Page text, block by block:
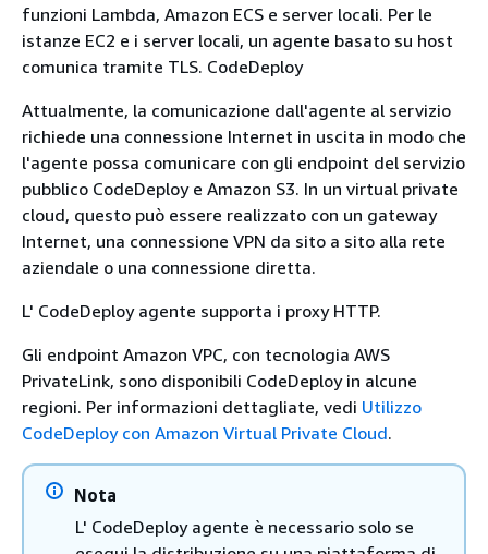
funzioni Lambda, Amazon ECS e server locali. Per le
istanze EC2 e i server locali, un agente basato su host
comunica tramite TLS. CodeDeploy
Attualmente, la comunicazione dall'agente al servizio
richiede una connessione Internet in uscita in modo che
l'agente possa comunicare con gli endpoint del servizio
pubblico CodeDeploy e Amazon S3. In un virtual private
cloud, questo può essere realizzato con un gateway
Internet, una connessione VPN da sito a sito alla rete
aziendale o una connessione diretta.
L' CodeDeploy agente supporta i proxy HTTP.
Gli endpoint Amazon VPC, con tecnologia AWS
PrivateLink, sono disponibili CodeDeploy in alcune
regioni. Per informazioni dettagliate, vedi Utilizzo
CodeDeploy con Amazon Virtual Private Cloud.
Nota
L' CodeDeploy agente è necessario solo se